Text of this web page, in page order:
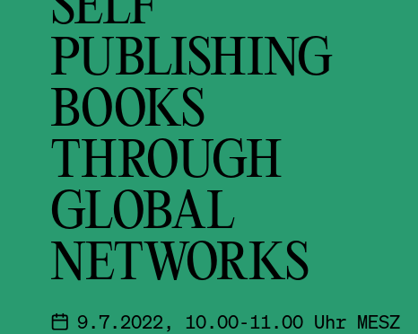
PUBLISHING
BOOKS
THROUGH
GLOBAL
NETWORKS
9.7.2022, 10.00-11.00 Uhr MESZ